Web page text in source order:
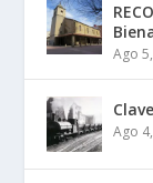
Ago
Ago